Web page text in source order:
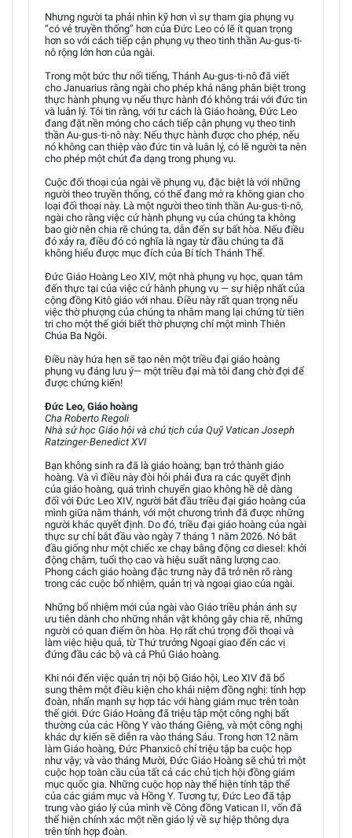
Nhưng người ta phải nhìn kỹ hơn vì sự tham gia phụng vụ
“có vẻ truyền thống” hơn của Đức Leo có lẽ ít quan trọng
hơn so với cách tiếp cận phụng vụ theo tinh thần Au-gus-ti-
nô rộng lớn hơn của ngài.
Trong một bức thư nổi tiếng, Thánh Au-gus-ti-nô đã viết
cho Januarius rằng ngài cho phép khả năng phân biệt trong
thực hành phụng vụ nếu thực hành đó không trái với đức tin
và luân lý. Tôi tin rằng, với tư cách là Giáo hoàng, Đức Leo
đang đặt nền móng cho cách tiếp cận phụng vụ theo tinh
thần Au-gus-ti-nô này: Nếu thực hành được cho phép, nếu
nó không can thiệp vào đức tin và luân lý, có lẽ người ta nên
cho phép một chút đa dạng trong phụng vụ.
Cuộc đối thoại của ngài về phụng vụ, đặc biệt là với những
người theo truyền thống, có thể đang mở ra không gian cho
loại đối thoại này. Là một người theo tinh thần Au-gus-ti-nô,
ngài cho rằng việc cử hành phụng vụ của chúng ta không
bao giờ nên chia rẽ chúng ta, dẫn đến sự bất hòa. Nếu điều
đó xảy ra, điều đó có nghĩa là ngay từ đầu chúng ta đã
không hiểu được mục đích của Bí tích Thánh Thể.
Đức Giáo Hoàng Leo XIV, một nhà phụng vụ học, quan tâm
đến thực tại của việc cử hành phụng vụ — sự hiệp nhất của
cộng đồng Kitô giáo với nhau. Điều này rất quan trọng nếu
việc thờ phượng của chúng ta nhằm mang lại chứng từ tiên
tri cho một thế giới biết thờ phượng chỉ một mình Thiên
Chúa Ba Ngôi.
Điều này hứa hẹn sẽ tạo nên một triều đại giáo hoàng
phụng vụ đáng lưu ý— một triều đại mà tôi đang chờ đợi để
được chứng kiến!
Đức Leo, Giáo hoàng
Cha Roberto Regoli
Nhà sử học Giáo hội và chủ tịch của Quỹ Vatican Joseph
Ratzinger-Benedict XVI
Bạn không sinh ra đã là giáo hoàng; bạn trở thành giáo
hoàng. Và vì điều này đòi hỏi phải đưa ra các quyết định
của giáo hoàng, quá trình chuyển giao không hề dễ dàng
đối với Đức Leo XIV, người bắt đầu triều đại giáo hoàng của
mình giữa năm thánh, với một chương trình đã được những
người khác quyết định. Do đó, triều đại giáo hoàng của ngài
thực sự chỉ bắt đầu vào ngày 7 tháng 1 năm 2026. Nó bắt
đầu giống như một chiếc xe chạy bằng động cơ diesel: khởi
động chậm, tuổi thọ cao và hiệu suất năng lượng cao.
Phong cách giáo hoàng đặc trưng này đã trở nên rõ ràng
trong các cuộc bổ nhiệm, quản trị và ngoại giao của ngài.
Những bổ nhiệm mới của ngài vào Giáo triều phản ánh sự
ưu tiên dành cho những nhân vật không gây chia rẽ, những
người có quan điểm ôn hòa. Họ rất chú trọng đối thoại và
làm việc hiệu quả, từ Thứ trưởng Ngoại giao đến các vị
đứng đầu các bộ và cả Phủ Giáo hoàng.
Khi nói đến việc quản trị nội bộ Giáo hội, Leo XIV đã bổ
sung thêm một điều kiện cho khái niệm đồng nghị: tính hợp
đoàn, nhấn mạnh sự hợp tác với hàng giám mục trên toàn
thế giới. Đức Giáo Hoàng đã triệu tập một công nghị bất
thường của các Hồng Y vào tháng Giêng, và một công nghị
khác dự kiến sẽ diễn ra vào tháng Sáu. Trong hơn 12 năm
làm Giáo hoàng, Đức Phanxicô chỉ triệu tập ba cuộc họp
như vậy; và vào tháng Mười, Đức Giáo Hoàng sẽ chủ trì một
cuộc họp toàn cầu của tất cả các chủ tịch hội đồng giám
mục quốc gia. Những cuộc họp này thể hiện tính tập thể
của các giám mục và Hồng Y. Tương tự, Đức Leo đã tập
trung vào giáo lý của mình về Công đồng Vatican II, vốn đã
thể hiện chính xác một nền giáo lý về sự hiệp thông dựa
trên tính hợp đoàn.